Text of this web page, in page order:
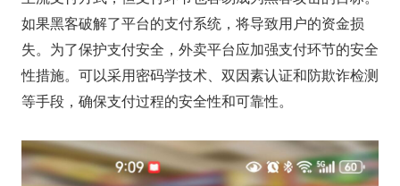
如果黑客破解了平台的支付系统，将导致用户的资金损
失。为了保护支付安全，外卖平台应加强支付环节的安全
性措施。可以采用密码学技术、双因素认证和防欺诈检测
等手段，确保支付过程的安全性和可靠性。